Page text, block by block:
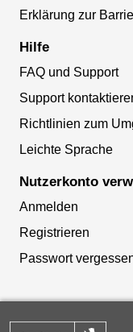
Erklärung zur
Hilfe
FAQ und Support
Support
Richtlinien zum
Leichte Sprache
Nutzerkonto
Anmelden
Registrieren
Passwort